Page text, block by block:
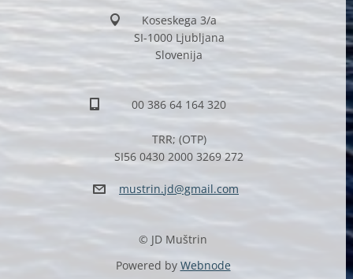
Koseskega 3/a
SI-1000 Ljubljana
Slovenija
00 386 64 164 320
TRR; (OTP)
SI56 0430 2000 3269 272
mustrin.jd@gmail.com
© JD Muštrin
Powered by Webnode